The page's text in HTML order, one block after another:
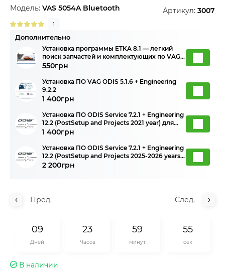
Модель: VAS 5054A Bluetooth Артикул: 3007
1
Дополнительно
Установка программы ETKA 8.1 — легкий
поиск запчастей и комплектующих по VAG
группе
550грн
Установка ПО VAG ODIS 5.1.6 + Engineering
9.2.2
1 400грн
Установка ПО ODIS Service 7.2.1 + Engineering
12.2 (PostSetup and Projects 2021 year) для
диагностики VAG-группы
1 400грн
Установка ПО ODIS Service 7.2.1 + Engineering
12.2 (PostSetup and Projects 2025-2026 years)
для диагностики VAG-группы
2 200грн
Пред. След.
09
Дней
23
Часов
59
минут
55
сек
В наличии